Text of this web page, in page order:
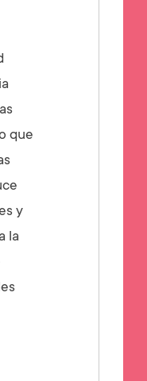
que
y
la